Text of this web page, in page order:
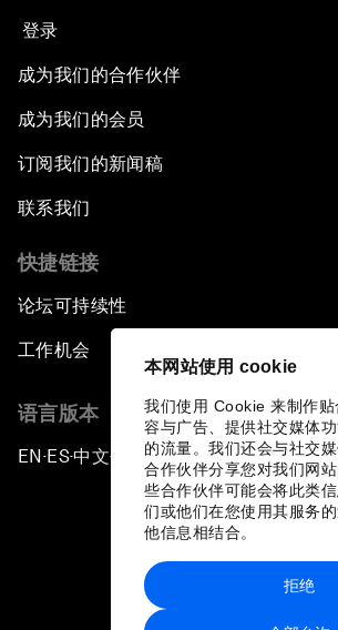
本网站使用 cookie
我们使用 Cookie 来制作贴
容与广告、提供社交媒体
的流量。我们还会与社交
合作伙伴分享您对我们网
些合作伙伴可能会将此类
们或他们在您使用其服务
他信息相结合。
拒绝
登录
成为我们的合作伙伴
成为我们的会员
订阅我们的新闻稿
联系我们
快捷链接
论坛可持续性
工作机会
语言版本
EN ▪ES▪中文▪ 日本語